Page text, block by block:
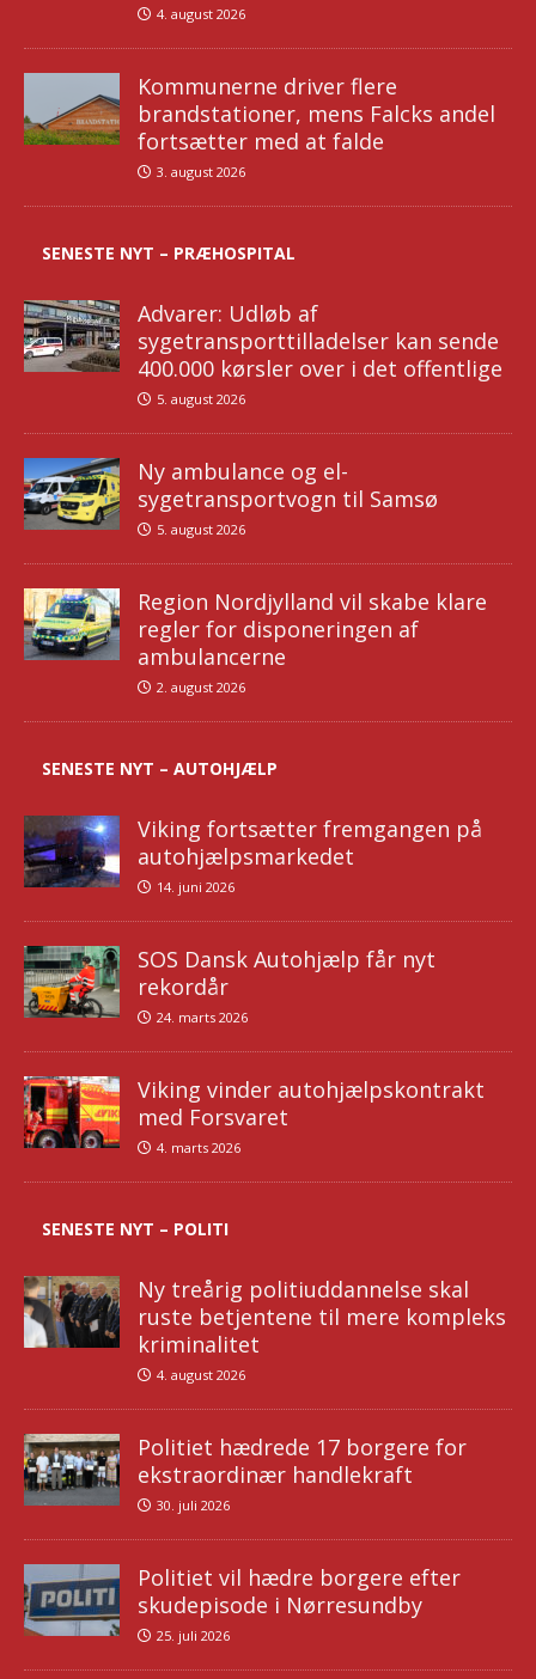
4. august 2026
Kommunerne driver flere
brandstationer, mens Falcks andel
fortsætter med at falde
3. august 2026
SENESTE NYT – PRÆHOSPITAL
Advarer: Udløb af
sygetransporttilladelser kan sende
400.000 kørsler over i det offentlige
5. august 2026
Ny ambulance og el-
sygetransportvogn til Samsø
5. august 2026
Region Nordjylland vil skabe klare
regler for disponeringen af
ambulancerne
2. august 2026
SENESTE NYT – AUTOHJÆLP
Viking fortsætter fremgangen på
autohjælpsmarkedet
14. juni 2026
SOS Dansk Autohjælp får nyt
rekordår
24. marts 2026
Viking vinder autohjælpskontrakt
med Forsvaret
4. marts 2026
SENESTE NYT – POLITI
Ny treårig politiuddannelse skal
ruste betjentene til mere kompleks
kriminalitet
4. august 2026
Politiet hædrede 17 borgere for
ekstraordinær handlekraft
30. juli 2026
Politiet vil hædre borgere efter
skudepisode i Nørresundby
25. juli 2026